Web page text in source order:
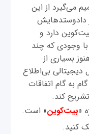
می‌گيرد از اين
دارد و
وجودی که چند
بسیاری از
دیجیتالی بی‌اطلاع
به گام اتفاقات
کند.
«بیت‌کوین» است.
کنید.